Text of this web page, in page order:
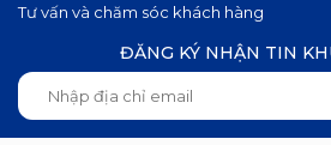
Tư vấn và chăm sóc khách hàng
ĐĂNG KÝ NHẬN TIN